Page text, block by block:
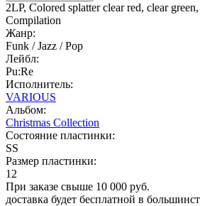
2LP, Colored splatter clear red, clear
Compilation
Жанр:
Funk / Jazz / Pop
Лейбл:
Pu:Re
Исполнитель:
VARIOUS
Альбом:
Christmas Collection
Состояние пластинки:
SS
Размер пластинки:
12
При заказе свыше 10 000 руб.
доставка будет бесплатной в